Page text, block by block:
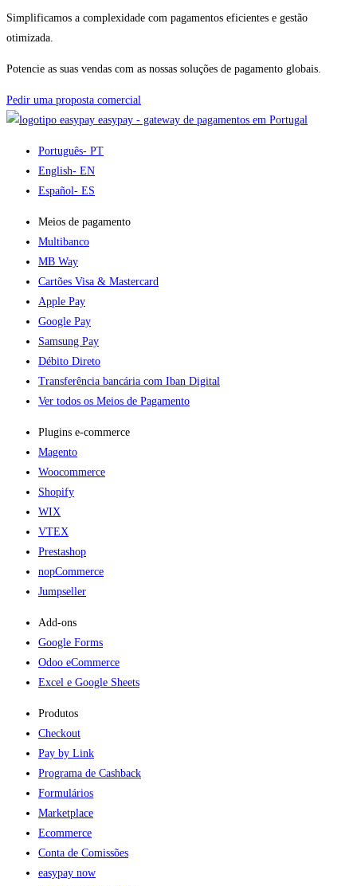
Simplificamos a complexidade com pagamentos eficientes e gestão
otimizada.
Potencie as suas vendas com as nossas soluções de pagamento globais.
Pedir uma proposta comercial
easypay - gateway de pagamentos em Portugal
Português- PT
English- EN
Español- ES
Meios de pagamento
Multibanco
MB Way
Cartões Visa & Mastercard
Apple Pay
Google Pay
Samsung Pay
Débito Direto
Transferência bancária com Iban Digital
Ver todos os Meios de Pagamento
Plugins e-commerce​
Magento
Woocommerce
Shopify
WIX
VTEX
Prestashop
nopCommerce
Jumpseller
Add-ons​
Google Forms
Odoo eCommerce
Excel e Google Sheets
Produtos
Checkout
Pay by Link
Programa de Cashback
Formulários
Marketplace
Ecommerce
Conta de Comissões
easypay now